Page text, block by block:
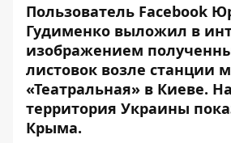
Пользователь Facebook
Гудименко выложил в
изображением
листовок возле станции
«Театральная» в Киеве.
территория Украины
Крыма.